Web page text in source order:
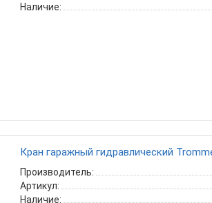
Наличие:
Кран гаражный гидравлический
Производитель:
Артикул:
Наличие: